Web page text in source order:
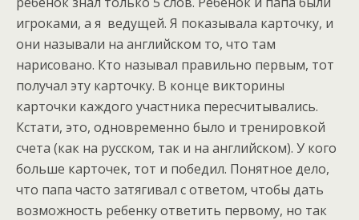
игроками, а я ведущей. Я показывала карточку, и
они называли на английском то, что там
нарисовано. Кто называл правильно первым, тот
получал эту карточку. В конце викторины
карточки каждого участника пересчитывались.
Кстати, это, одновременно было и тренировкой
счета (как на русском, так и на английском). У кого
больше карточек, тот и победил. Понятное дело,
что папа часто затягивал с ответом, чтобы дать
возможность ребенку ответить первому, но так